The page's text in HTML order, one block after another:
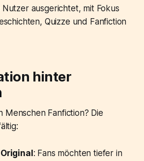
Nutzer ausgerichtet, mit Fokus
Quizze und Fanfiction
hinter
Menschen Fanfiction? Die
: Fans möchten tiefer in